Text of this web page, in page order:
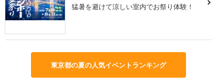
猛暑を避けて涼しい室内でお祭り体験！
東京都の夏の人気イベントランキング